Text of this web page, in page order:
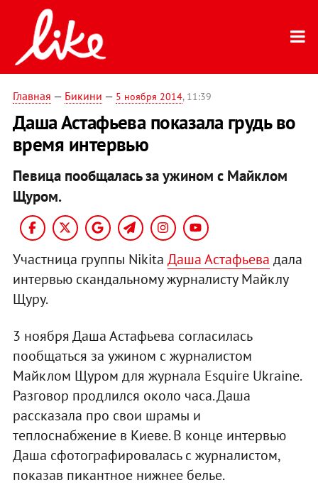
Главная — Бикини — 5 ноября 2014, 11:39
Даша Астафьева показала грудь во
время интервью
Певица пообщалась за ужином с Майклом
Щуром.
Участница группы Nikita Даша Астафьева дала
интервью скандальному журналисту Майклу
Щуру.
3 ноября Даша Астафьева согласилась
пообщаться за ужином с журналистом
Майклом Щуром для журнала Esquire Ukraine.
Разговор продлился около часа. Даша
рассказала про свои шрамы и
теплоснабжение в Киеве. В конце интервью
Даша сфотографировалась с журналистом,
показав пикантное нижнее белье.